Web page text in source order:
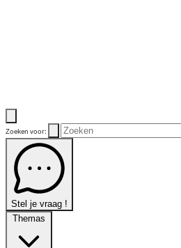
Zoeken voor:
Stel je vraag !
Themas